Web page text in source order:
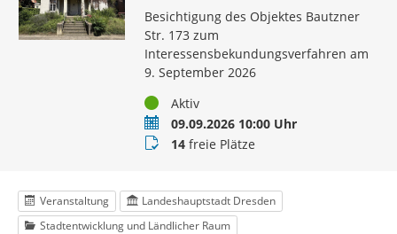
Besichtigung des Objektes Bautzner
Str. 173 zum
Interessensbekundungsverfahren am
9. September 2026
StatusAktiv
Termin09.09.2026 10:00 Uhr
Buchungsstatus
14freie Plätze
Veranstaltung
Landeshauptstadt Dresden
Stadtentwicklung und Ländlicher Raum